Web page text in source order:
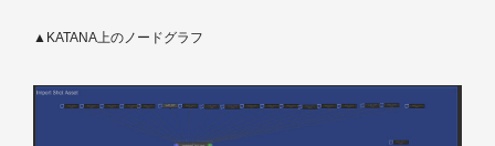
▲KATANA上のノードグラフ